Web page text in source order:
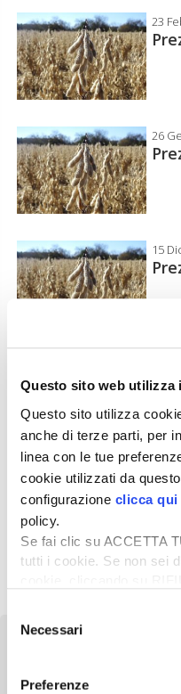
Questo sito web utilizza
Questo sito utilizza
anche di terze parti, per
linea con le tue
cookie utilizzati da
configurazione clicca qui
policy.
Se fai clic su ACCETTA
tutti i cookie. Se non sei
desideri accettare e
delNecessari
Preferenze
23
26
15
29